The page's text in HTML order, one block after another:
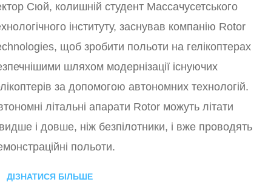
Сюй, колишній студент Массачусетського
інституту, заснував компанію Rotor
щоб зробити польоти на гелікоптерах
шляхом модернізації існуючих
за допомогою автономних технологій.
літальні апарати Rotor можуть літати
і довше, ніж безпілотники, і вже проводять
польоти.
ДІЗНАТИСЯ БІЛЬШЕ